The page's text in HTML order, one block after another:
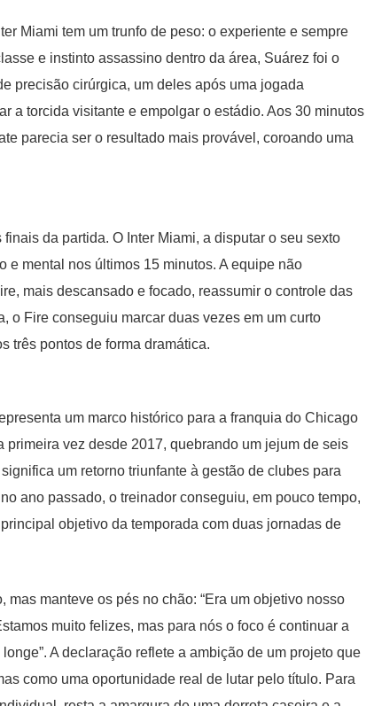
Miami tem um trunfo de peso: o experiente e sempre
e instinto assassino dentro da área, Suárez foi o
precisão cirúrgica, um deles após uma jogada
a torcida visitante e empolgar o estádio. Aos 30 minutos
parecia ser o resultado mais provável, coroando uma
da partida. O Inter Miami, a disputar o seu sexto
e mental nos últimos 15 minutos. A equipe não
mais descansado e focado, reassumir o controle das
o Fire conseguiu marcar duas vezes em um curto
três pontos de forma dramática.
um marco histórico para a franquia do Chicago
vez desde 2017, quebrando um jejum de seis
um retorno triunfante à gestão de clubes para
ano passado, o treinador conseguiu, em pouco tempo,
objetivo da temporada com duas jornadas de
manteve os pés no chão: “Era um objetivo nosso
muito felizes, mas para nós o foco é continuar a
A declaração reflete a ambição de um projeto que
como uma oportunidade real de lutar pelo título. Para